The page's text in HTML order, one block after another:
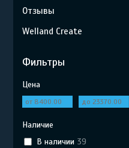
Отзывы
Welland Create
Фильтры
Цена
Наличие
В наличии 39